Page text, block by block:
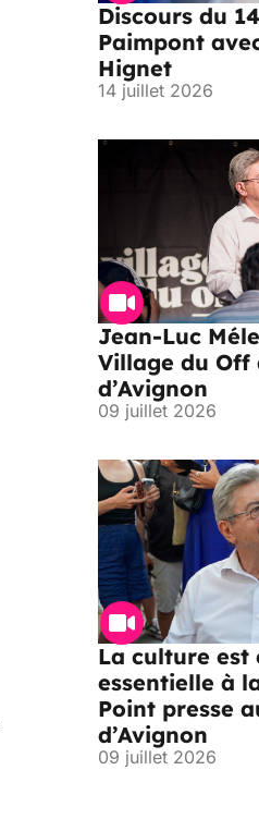
Discours du
Paimpont
Hignet
14 juillet 2026
Jean-Luc
Village du Off
d’Avignon
09 juillet 2026
La culture est
essentielle à
Point presse
d’Avignon
09 juillet 2026